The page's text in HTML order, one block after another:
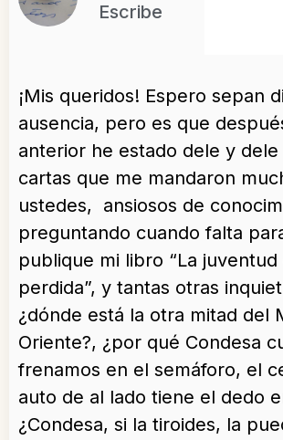
Escribe
¡Mis queridos! Espero sepan
ausencia, pero es que
anterior he estado dele y
cartas que me mandaron
ustedes, ansiosos de
preguntando cuando falta
publique mi libro “La juventud
perdida”, y tantas otras
¿dónde está la otra mitad del
Oriente?, ¿por qué Condesa
frenamos en el semáforo, el
auto de al lado tiene el dedo
¿Condesa, si la tiroides, la